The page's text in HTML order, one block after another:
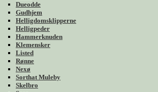
Dueodde
Gudhjem
Helligdomsklipperne
Helligpeder
Hammerknuden
Klemensker
Listed
Rønne
Nexø
Sorthat Muleby
Skelbro